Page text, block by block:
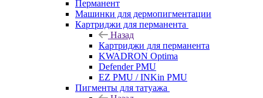
Перманент
Машинки для дермопигментации
Картриджи для перманента
Назад
Картриджи для перманента
KWADRON Optima
Defender PMU
EZ PMU / INKin PMU
Пигменты для татуажа